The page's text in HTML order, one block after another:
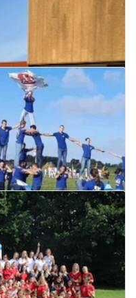
at De Ploeg
Lees meer
Lees meer